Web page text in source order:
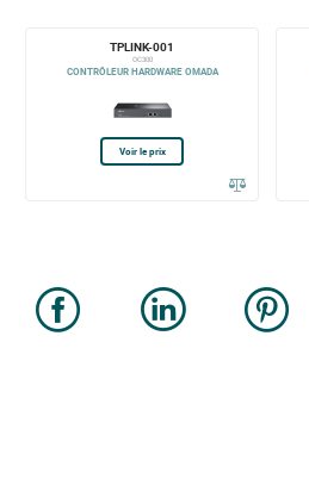
TPLINK-001
OC300
CONTRÔLEUR HARDWARE OMADA
Voir le prix